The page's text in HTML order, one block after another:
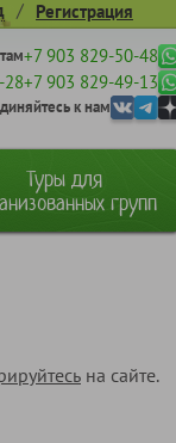
/ Регистрация
+7 903 829-50-48
28+7 903 829-49-13
к нам
Туры для
групп
на сайте.